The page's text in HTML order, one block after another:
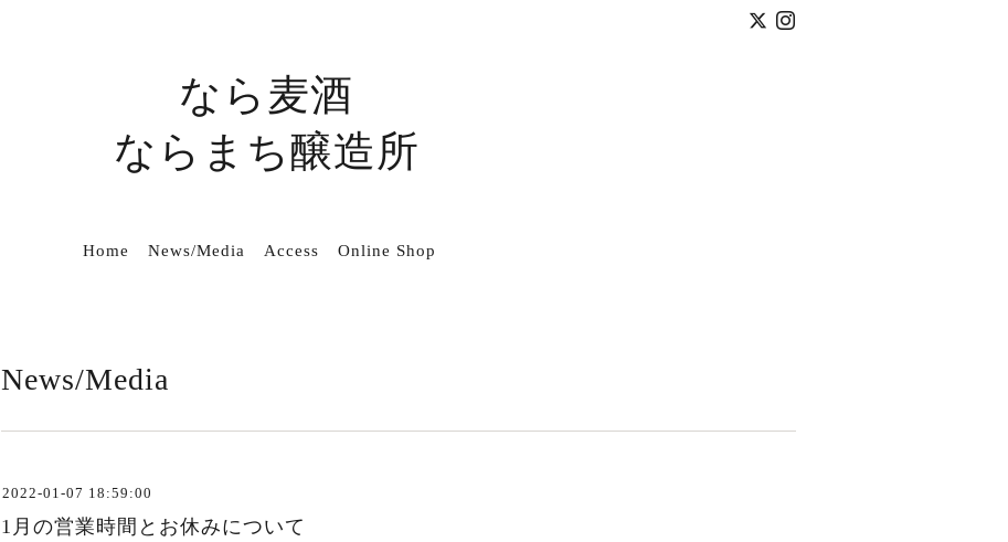
なら麦酒
ならまち醸造所
Home News/Media Access Online Shop
News/Media
2022-01-07 18:59:00
1月の営業時間とお休みについて